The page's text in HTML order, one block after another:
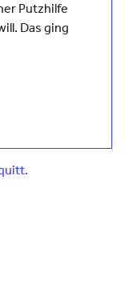
Putzhilfe
Das ging